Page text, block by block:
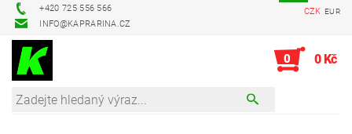
+420 725 556 566
INFO@KAPRARINA.CZ
CZK EUR
0 0 Kč